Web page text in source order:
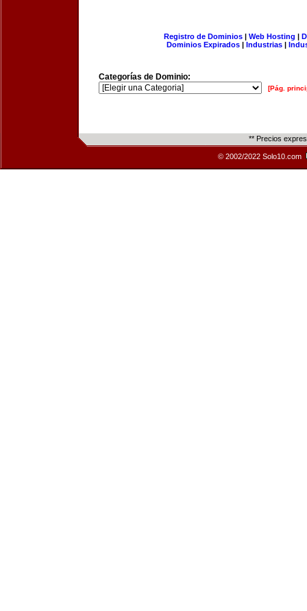
Registro de Dominios| Web Hosting |
Dominios Expirados | Industrias |
Categorías de Dominio:
[Pág.
** Precios
© 2002/2022 Solo10.com